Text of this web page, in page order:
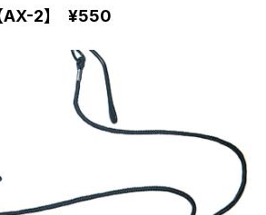
AX-2】 ¥550